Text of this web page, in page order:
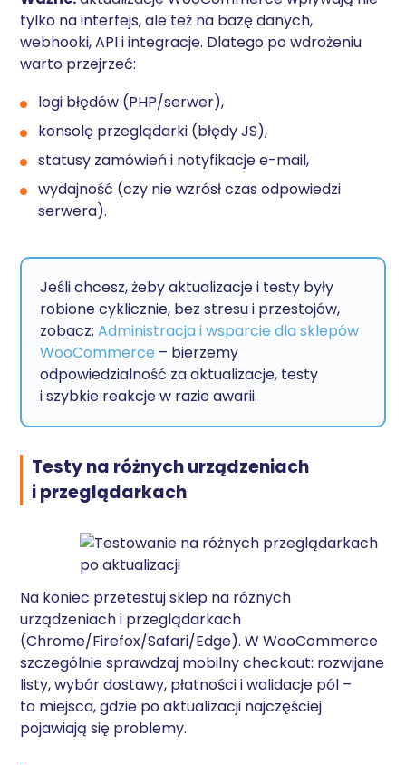
tylko na interfejs, ale też na bazę danych,
webhooki, API i integracje. Dlatego po wdrożeniu
warto przejrzeć:
logi błędów (PHP/serwer),
konsolę przeglądarki (błędy JS),
statusy zamówień i notyfikacje e-mail,
wydajność (czy nie wzrósł czas odpowiedzi
serwera).
Jeśli chcesz, żeby aktualizacje i testy były
robione cyklicznie, bez stresu i przestojów,
zobacz:Administracja i wsparcie dla sklepów
WooCommerce – bierzemy
odpowiedzialność za aktualizacje, testy
i szybkie reakcje w razie awarii.
Testy na różnych urządzeniach
i przeglądarkach
Na koniec przetestuj sklep na róznych
urządzeniach i przeglądarkach
(Chrome/Firefox/Safari/Edge). W WooCommerce
szczególnie sprawdzaj mobilny checkout: rozwijane
listy, wybór dostawy, płatności i walidacje pól –
to miejsca, gdzie po aktualizacji najczęściej
pojawiają się problemy.